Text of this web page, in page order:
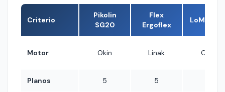
Criterio
Pikolin
SG20
Flex
Ergoflex
Motor Okin Linak Okin
Planos 5 5